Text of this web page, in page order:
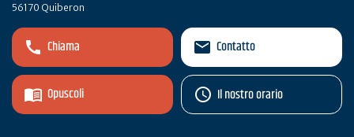
56170 Quiberon
Chiama
Opuscoli
Contatto
Il nostro orario